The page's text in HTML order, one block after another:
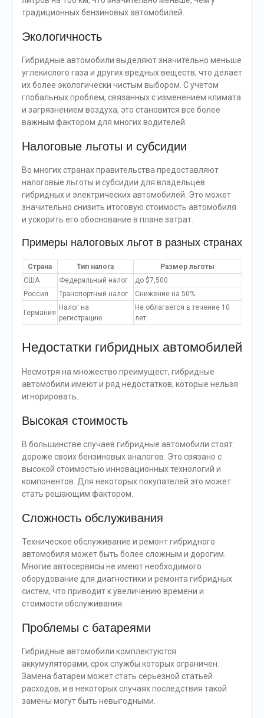
традиционных бензиновых автомобилей.
Экологичность
Гибридные автомобили выделяют значительно меньше
углекислого газа и других вредных веществ, что делает
их более экологически чистым выбором. С учетом
глобальных проблем, связанных с изменением климата
и загрязнением воздуха, это становится все более
важным фактором для многих водителей.
Налоговые льготы и субсидии
Во многих странах правительства предоставляют
налоговые льготы и субсидии для владельцев
гибридных и электрических автомобилей. Это может
значительно снизить итоговую стоимость автомобиля
и ускорить его обоснование в плане затрат.
Примеры налоговых льгот в разных странах
Страна Тип налога
Размер льготы
США
Федеральный налог
до $7,500
Россия
Транспортный налог Снижение на 50%
Германия
Налог на
регистрацию
Не облагается в течение 10
лет
Недостатки гибридных автомобилей
Несмотря на множество преимущест, гибридные
автомобили имеют и ряд недостатков, которые нельзя
игнорировать.
Высокая стоимость
В большинстве случаев гибридные автомобили стоят
дороже своих бензиновых аналогов. Это связано с
высокой стоимостью инновационных технологий и
компонентов. Для некоторых покупателей это может
стать решающим фактором.
Сложность обслуживания
Техническое обслуживание и ремонт гибридного
автомобиля может быть более сложным и дорогим.
Многие автосервисы не имеют необходимого
оборудование для диагностики и ремонта гибридных
систем, что приводит к увеличению времени и
стоимости обслуживания.
Проблемы с батареями
Гибридные автомобили комплектуются
аккумуляторами, срок службы которых ограничен.
Замена батареи может стать серьезной статьей
расходов, и в некоторых случаях последствия такой
замены могут быть невыгодными.